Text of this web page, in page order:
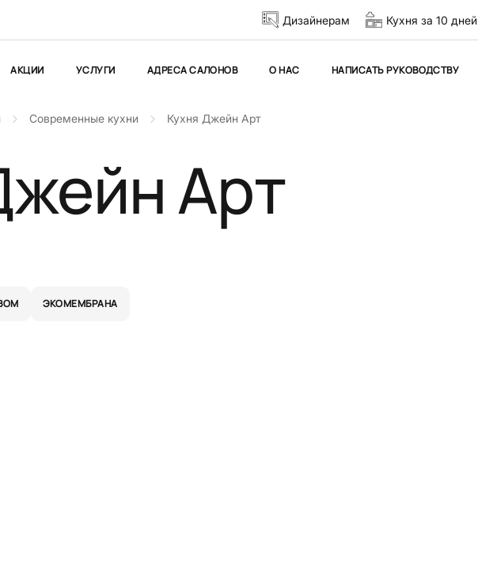
Дизайнерам Кухня за 10 дней
АКЦИИ УСЛУГИ АДРЕСА САЛОНОВ О НАС НАПИСАТЬ РУКОВОДСТВУ
Современные кухни Кухня Джейн Арт
Арт
ЭКОМЕМБРАНА